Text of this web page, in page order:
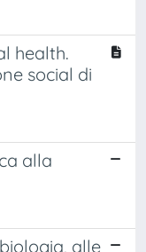
health.
social di
alla
alle